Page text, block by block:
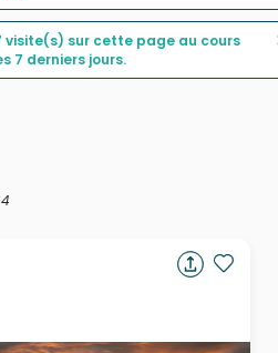
visite(s) sur cette page au cours
7 derniers jours.